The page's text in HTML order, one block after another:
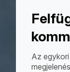
Az egykori